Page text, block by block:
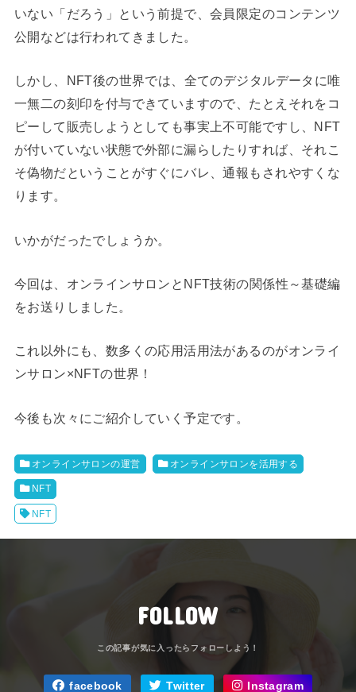
いない「だろう」という前提で、会員限定のコンテンツ
公開などは行われてきました。
しかし、NFT後の世界では、全てのデジタルデータに唯
一無二の刻印を付与できていますので、たとえそれをコ
ピーして販売しようとしても事実上不可能ですし、NFT
が付いていない状態で外部に漏らしたりすれば、それこ
そ偽物だということがすぐにバレ、通報もされやすくな
ります。
いかがだったでしょうか。
今回は、オンラインサロンとNFT技術の関係性～基礎編
をお送りしました。
これ以外にも、数多くの応用活用法があるのがオンライ
ンサロン×NFTの世界！
今後も次々にご紹介していく予定です。
オンラインサロンの運営 オンラインサロンを活用する
NFT
NFT
FOLLOW
facebook Twitter Instagram